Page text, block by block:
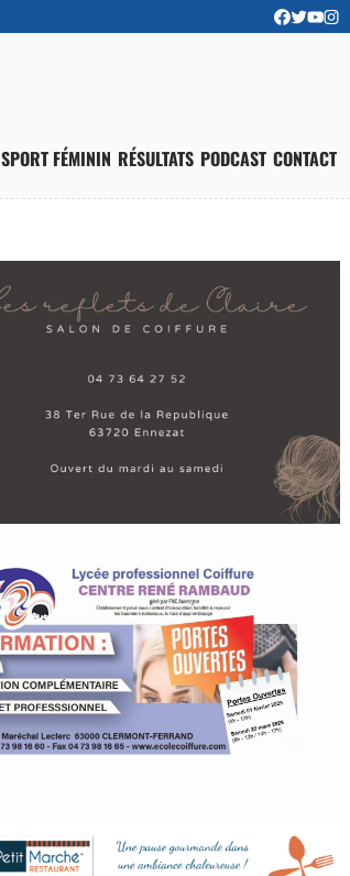
SPORT FÉMININ RÉSULTATS PODCAST CONTACT